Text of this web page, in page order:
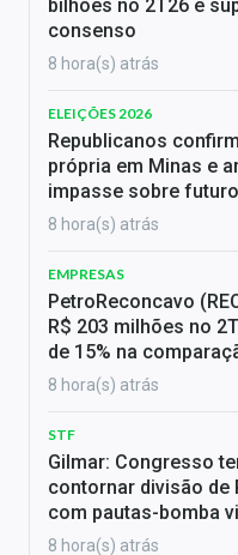
bilhões no 2T26 e
consenso
8 hora(s) atrás
ELEIÇÕES 2026
Republicanos
própria em Minas e
impasse sobre
8 hora(s) atrás
EMPRESAS
PetroReconcavo
R$ 203 milhões no
de 15% na
8 hora(s) atrás
STF
Gilmar: Congresso
contornar divisão de
com pautas-bomba
8 hora(s) atrás